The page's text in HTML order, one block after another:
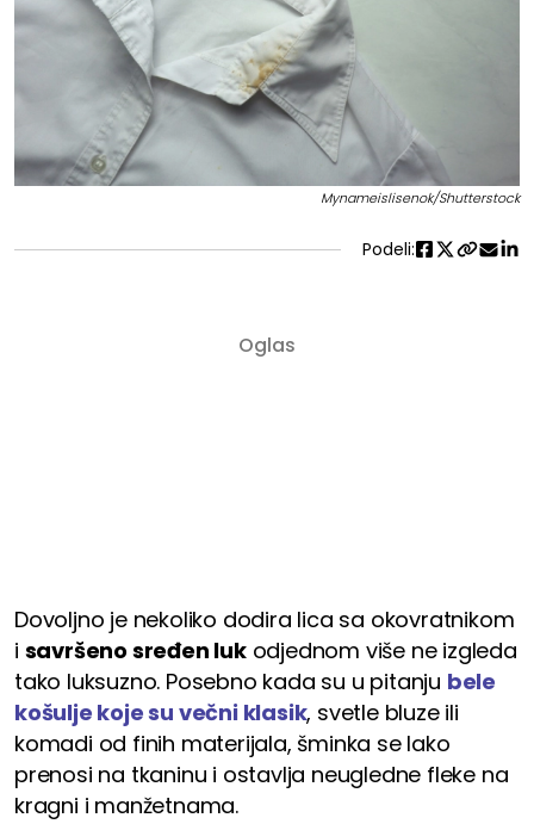
Mynameislisenok/Shutterstock
Podeli:
Dovoljno je nekoliko dodira lica sa okovratnikom
i savršeno sređen lukodjednom više ne izgleda
tako luksuzno. Posebno kada su u pitanju bele
košulje koje su večni klasik, svetle bluze ili
komadi od finih materijala, šminka se lako
prenosi na tkaninu i ostavlja neugledne fleke na
kragni i manžetnama.